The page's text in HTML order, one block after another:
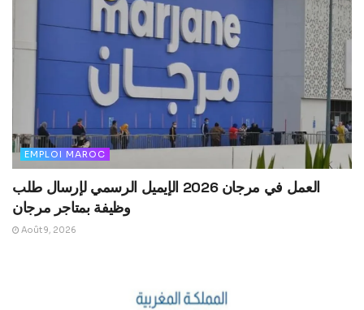
EMPLOI MAROC
العمل في مرجان 2026 الإيميل الرسمي لإرسال طلب
وظيفة بمتاجر مرجان
Août 9, 2026